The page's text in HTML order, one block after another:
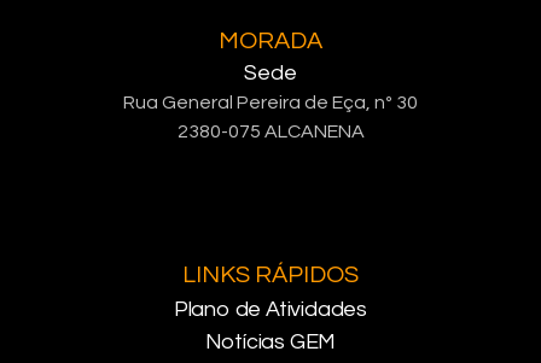
MORADA
Sede
Rua General Pereira de Eça, nº 30
2380-075 ALCANENA
LINKS RÁPIDOS
Plano de Atividades
Notícias GEM